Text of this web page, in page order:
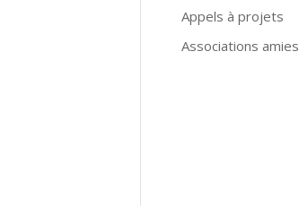
Appels à projets
Associations amies